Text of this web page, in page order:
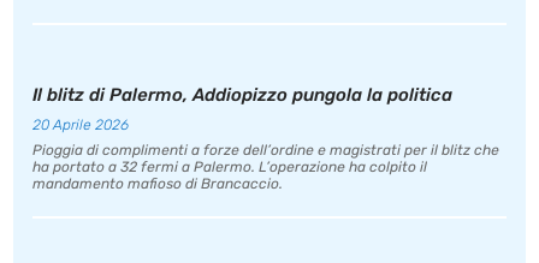
Il blitz di Palermo, Addiopizzo pungola la politica
20 Aprile 2026
Pioggia di complimenti a forze dell’ordine e magistrati per il blitz che
ha portato a 32 fermi a Palermo. L’operazione ha colpito il
mandamento mafioso di Brancaccio.